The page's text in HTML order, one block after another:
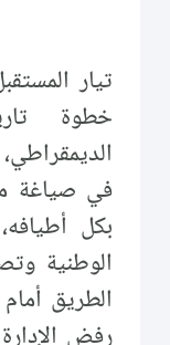
تيار
خطوة
في صياغة
بكل
الوطنية
الطريق